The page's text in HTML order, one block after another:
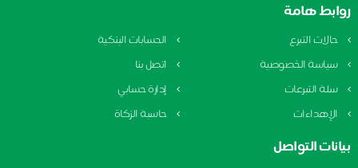
روابط هامة
حالات التبرع
الحسابات البنكية
سياسة الخصوصية
اتصل بنا
سلة التبرعات
إدارة حسابي
الإهداءات
حاسبة الزكاة
بيانات التواصل